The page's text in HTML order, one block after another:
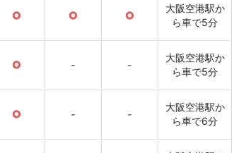
○ ○ ○
大阪空港駅か
ら車で5分
○ - -
大阪空港駅か
ら車で5分
○ - -
大阪空港駅か
ら車で6分